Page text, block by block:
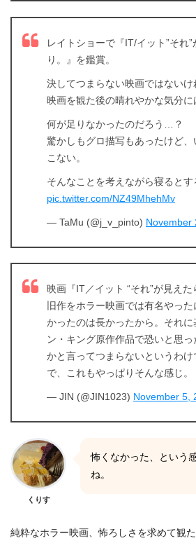
レイトショーで『IT/イット”それ
り。』を鑑賞。
決してつまらない映画ではない
映画を観た後の晴れやかな気分に
何が足りなかったのだろう…？
驚かしもグロ描写もあったけど
こない。
そんなことを考えながら寝るとす
pic.twitter.com/NZ49MhehMv
— TaMu (@j_v_pinto) November
映画『IT／イット “それ”が見えた
旧作をホラー映画では有名やっ
かったのは長かったから。それ
ン・キング原作作品で恐いと思っ
かと言ってつまらないというわけ
で、これもやっぱりそんな感じ。
— JIN (@JIN1023) November 5,
くりす
怖くなかった、という
ね。
純粋なホラー映画、怖ろしさを求めて観